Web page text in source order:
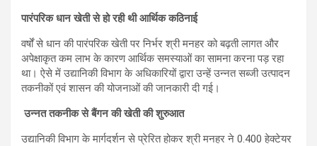
पारंपरिक धान खेती से हो रही थी आर्थिक कठिनाई
वर्षों से धान की पारंपरिक खेती पर निर्भर श्री मनहर को बढ़ती लागत और
अपेक्षाकृत कम लाभ के कारण आर्थिक समस्याओं का सामना करना पड़ रहा
था। ऐसे में उद्यानिकी विभाग के अधिकारियों द्वारा उन्हें उन्नत सब्जी उत्पादन
तकनीकों एवं शासन की योजनाओं की जानकारी दी गई।
उन्नत तकनीक से बैंगन की खेती की शुरुआत
उद्यानिकी विभाग के मार्गदर्शन से प्रेरित होकर श्री मनहर ने 0.400 हेक्टेयर